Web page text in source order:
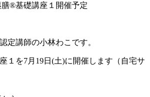
膳®基礎講座１開催予定
定講師の小林わこです。
１を7月19日(土)に開催します（自宅サ